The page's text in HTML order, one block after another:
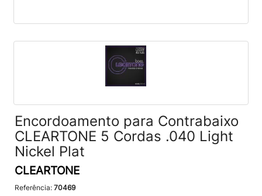
Encordoamento para Contrabaixo
CLEARTONE 5 Cordas .040 Light
Nickel Plat
CLEARTONE
Referência: 70469